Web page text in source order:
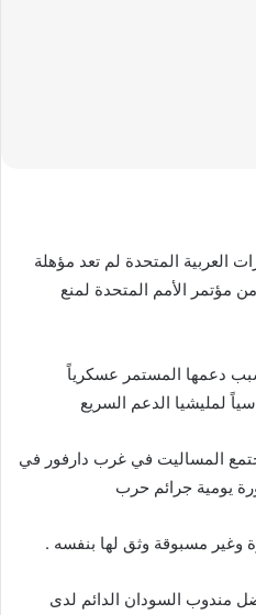
العربية المتحدة لم تعد مؤهلة
مؤتمر الأمم المتحدة لمنع
عقده في أبريل ٢٠٢٦ بسبب دعمها المستمر عسكرياً
لمليشيا الدعم السريع
المساليت في غرب دارفور في
وغير مسبوقة وثق لها بنفسه .
مندوب السودان الدائم لدى